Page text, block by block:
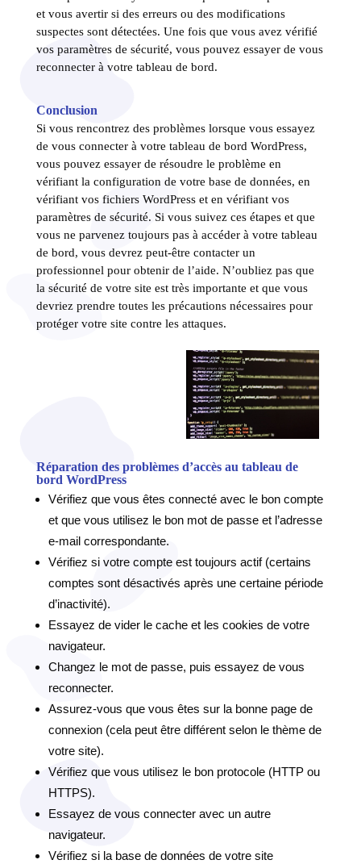
et vous avertir si des erreurs ou des modifications
suspectes sont détectées. Une fois que vous avez vérifié
vos paramètres de sécurité, vous pouvez essayer de vous
reconnecter à votre tableau de bord.
Conclusion
Si vous rencontrez des problèmes lorsque vous essayez
de vous connecter à votre tableau de bord WordPress,
vous pouvez essayer de résoudre le problème en
vérifiant la configuration de votre base de données, en
vérifiant vos fichiers WordPress et en vérifiant vos
paramètres de sécurité. Si vous suivez ces étapes et que
vous ne parvenez toujours pas à accéder à votre tableau
de bord, vous devrez peut-être contacter un
professionnel pour obtenir de l’aide. N’oubliez pas que
la sécurité de votre site est très importante et que vous
devriez prendre toutes les précautions nécessaires pour
protéger votre site contre les attaques.
Réparation des problèmes d’accès au tableau de
bord WordPress
Vérifiez que vous êtes connecté avec le bon compte
et que vous utilisez le bon mot de passe et l’adresse
e-mail correspondante.
Vérifiez si votre compte est toujours actif (certains
comptes sont désactivés après une certaine période
d’inactivité).
Essayez de vider le cache et les cookies de votre
navigateur.
Changez le mot de passe, puis essayez de vous
reconnecter.
Assurez-vous que vous êtes sur la bonne page de
connexion (cela peut être différent selon le thème de
votre site).
Vérifiez que vous utilisez le bon protocole (HTTP ou
HTTPS).
Essayez de vous connecter avec un autre
navigateur.
Vérifiez si la base de données de votre site